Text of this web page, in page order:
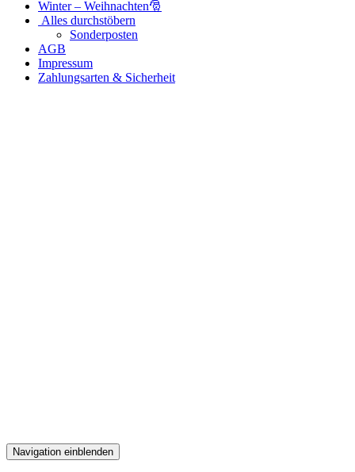
Winter – Weihnachten🎅
Alles durchstöbern
Sonderposten
AGB
Impressum
Zahlungsarten & Sicherheit
Navigation einblenden